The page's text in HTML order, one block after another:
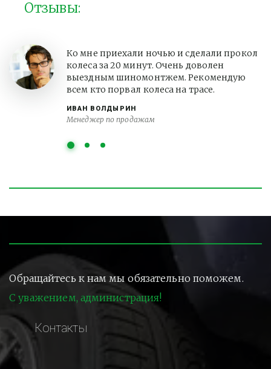
Отзывы:
ИВАН ВОЛДЫРИН
Менеджер по продажам
Ко мне приехали ночью и сделали прокол
колеса за 20 минут. Очень доволен
выездным шиномонтжем. Рекомендую
всем кто порвал колеса на трасе.
Обращайтесь к нам мы обязательно поможем.
С уважением, администрация!
Контакты